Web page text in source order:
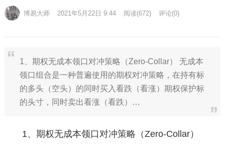
博易大师 2021年5月22日 9:44 阅读(672) 评论(0)
1、期权无成本领口对冲策略（Zero-Collar） 无成本
领口组合是一种普遍使用的期权对冲策略，在持有标
的多头（空头）的同时买入看跌（看涨）期权保护标
的头寸，同时卖出看涨（看跌）…
1、期权无成本领口对冲策略（Zero-Collar）